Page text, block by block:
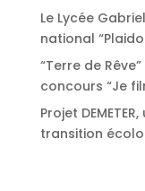
Le Lycée
national
“Terre de
concours “Je
Projet
transition